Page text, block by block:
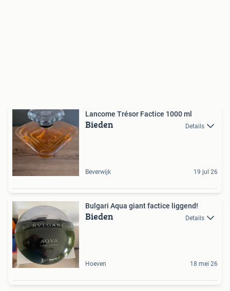
Lancome Trésor Factice 1000 ml
Bieden Details
Beverwijk 19 jul 26
Bulgari Aqua giant factice liggend!
Bieden Details
Hoeven 18 mei 26